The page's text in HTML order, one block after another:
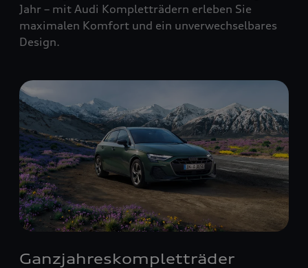
Jahr – mit Audi Kompletträdern erleben Sie
maximalen Komfort und ein unverwechselbares
Design.
Ganzjahreskomplett­räder